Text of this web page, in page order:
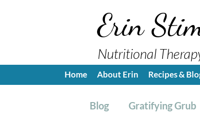
Erin
Nutritional
Home About Erin Recipes &
Blog Gratifying Grub